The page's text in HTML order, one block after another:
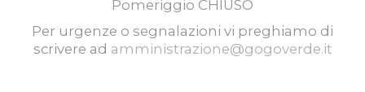
Pomeriggio CHIUSO
Per urgenze o segnalazioni vi preghiamo di
scrivere ad amministrazione@gogoverde.it